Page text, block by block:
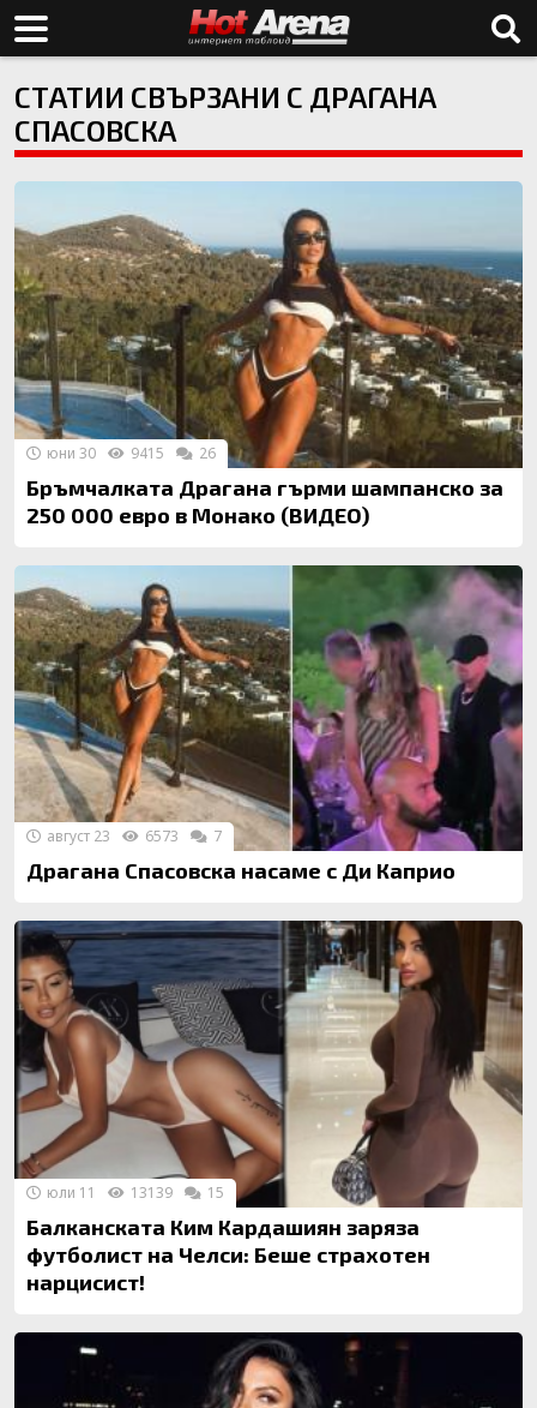
СТАТИИ СВЪРЗАНИ С ДРАГАНА
СПАСОВСКА
Бръмчалката Драгана гърми шампанско за
250 000 евро в Монако (ВИДЕО)
юни 30 9415 26
Драгана Спасовска насаме с Ди Каприо
август 23 6573 7
Балканската Ким Кардашиян заряза
футболист на Челси: Беше страхотен
нарцисист!
юли 11 13139 15